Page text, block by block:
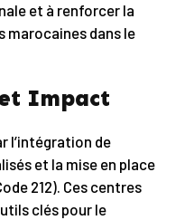
et à renforcer la
dans le
Impact
l’intégration de
et la mise en place
212). Ces centres
clés pour le